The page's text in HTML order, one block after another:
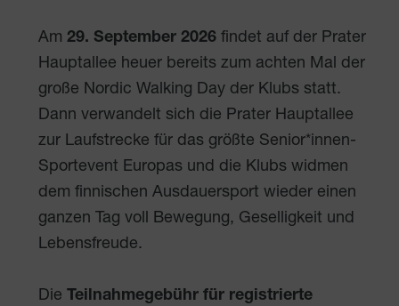
Am 29. September 2026 findet auf der Prater
Hauptallee heuer bereits zum achten Mal der
große Nordic Walking Day der Klubs statt.
Dann verwandelt sich die Prater Hauptallee
zur Laufstrecke für das größte Senior*innen-
Sportevent Europas und die Klubs widmen
dem finnischen Ausdauersport wieder einen
ganzen Tag voll Bewegung, Geselligkeit und
Lebensfreude.
Die Teilnahmegebühr für registrierte